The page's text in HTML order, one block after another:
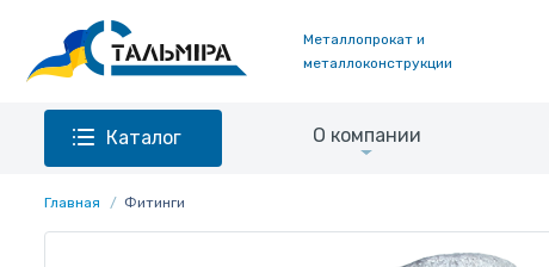
Металлопрокат и
металлоконструкции
Каталог О компании
Главная Фитинги